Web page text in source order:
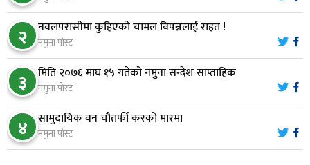
८ नारायणघाट–बुटवल सडकमा ‘क्यानोपी ब्रिज’ निर्माण
९
मौलाकालिकाको १८८२ खुड्किला : आस्था र आरोग्यको‘
‘सर्ट हाइकिङ’
१० वन उद्यममा जोडिँदै नवलपुरका महिला
२ नवलपरासीमा कुहिएको चामल विपन्नलाई राहत !
नमुना पोस्ट
३ मिति २०७६ माघ १५ गतेको नमुना सन्देश साप्ताहिक
नमुना पोस्ट
४ सामुदायिक वन चौतर्फी करको मारमा
नमुना पोस्ट